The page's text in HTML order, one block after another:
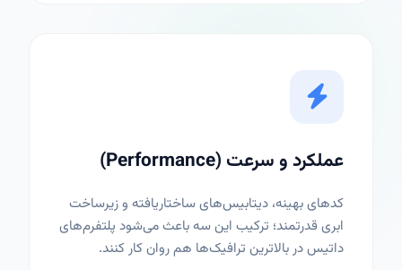
عملکرد و سرعت (Performance)
کدهای بهینه، دیتابیس‌های ساختاریافته و زیرساخت
ابری قدرتمند؛ ترکیب این سه باعث می‌شود پلتفرم‌های
داتیس در بالاترین ترافیک‌ها هم روان کار کنند.